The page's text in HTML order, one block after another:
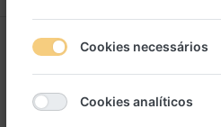
Cookies necessários
Cookies analíticos